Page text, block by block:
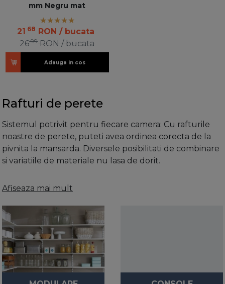
mm Negru mat
21 68 RON / bucata
2699 RON / bucata
Adauga in cos
Rafturi de perete
Sistemul potrivit pentru fiecare camera: Cu rafturile
noastre de perete, puteti avea ordinea corecta de la
pivnita la mansarda. Diversele posibilitati de combinare
si variatiile de materiale nu lasa de dorit.
Aranjati spatiul cu rafturile Element
System
Prea multe lucruri nearanjate pe podea, dar sigur nu
unde isi au locul? Solutia este simpla: Rafturile de la
Element System sunt ideale pentru toate camerele
functionale, pot fi combinate individual si se disting
prin calitatea lor minunata. Asadar este foarte usor sa
va amenajati spatiul.
Afiseaza mai mult